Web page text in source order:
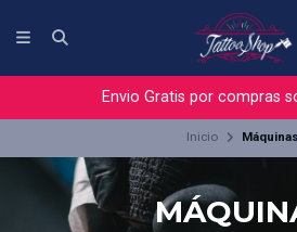
Envio Gratis por compras
Inicio Máquinas